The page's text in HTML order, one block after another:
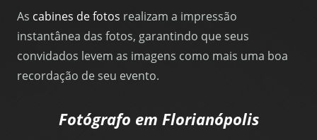
As cabines de fotos realizam a impressão
instantânea das fotos, garantindo que seus
convidados levem as imagens como mais uma boa
recordação de seu evento.
Fotógrafo em Florianópolis